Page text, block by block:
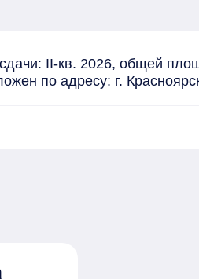
II-кв. 2026, общей
по адресу: г.